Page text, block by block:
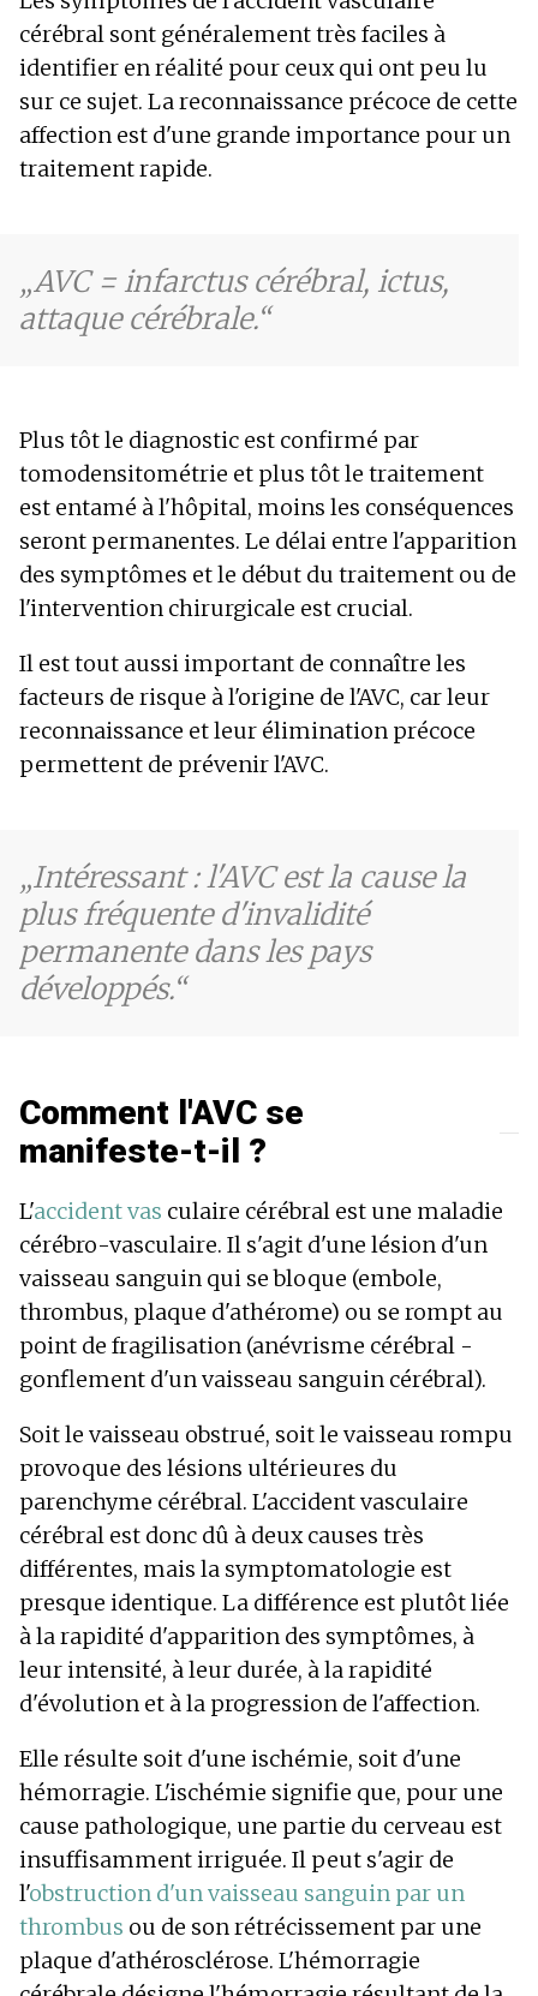
cérébral sont généralement très faciles à
identifier en réalité pour ceux qui ont peu lu
sur ce sujet. La reconnaissance précoce de cette
affection est d'une grande importance pour un
traitement rapide.
AVC = infarctus cérébral, ictus,
attaque cérébrale.
Plus tôt le diagnostic est confirmé par
tomodensitométrie et plus tôt le traitement
est entamé à l'hôpital, moins les conséquences
seront permanentes. Le délai entre l'apparition
des symptômes et le début du traitement ou de
l'intervention chirurgicale est crucial.
Il est tout aussi important de connaître les
facteurs de risque à l'origine de l'AVC, car leur
reconnaissance et leur élimination précoce
permettent de prévenir l'AVC.
Intéressant : l'AVC est la cause la
plus fréquente d'invalidité
permanente dans les pays
développés.
Comment l'AVC se
manifeste-t-il ?
L'accident vas culaire cérébral est une maladie
cérébro-vasculaire. Il s'agit d'une lésion d'un
vaisseau sanguin qui se bloque (embole,
thrombus, plaque d'athérome) ou se rompt au
point de fragilisation (anévrisme cérébral -
gonflement d'un vaisseau sanguin cérébral).
Soit le vaisseau obstrué, soit le vaisseau rompu
provoque des lésions ultérieures du
parenchyme cérébral. L'accident vasculaire
cérébral est donc dû à deux causes très
différentes, mais la symptomatologie est
presque identique. La différence est plutôt liée
à la rapidité d'apparition des symptômes, à
leur intensité, à leur durée, à la rapidité
d'évolution et à la progression de l'affection.
Elle résulte soit d'une ischémie, soit d'une
hémorragie. L'ischémie signifie que, pour une
cause pathologique, une partie du cerveau est
insuffisamment irriguée. Il peut s'agir de
l'obstruction d'un vaisseau sanguin par un
thrombus ou de son rétrécissement par une
plaque d'athérosclérose. L'hémorragie